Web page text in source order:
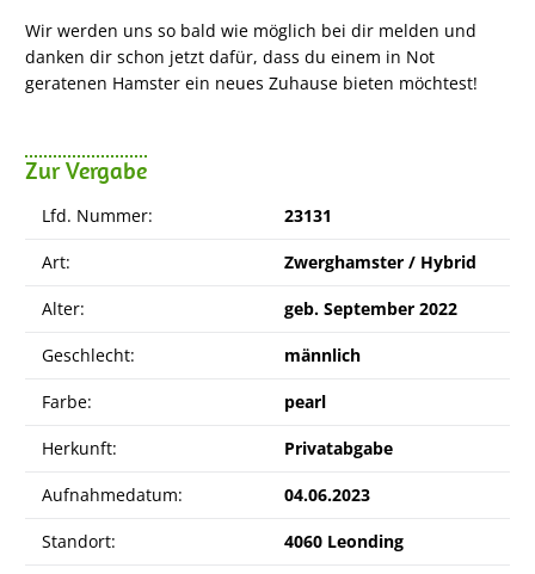
Wir werden uns so bald wie möglich bei dir melden und
danken dir schon jetzt dafür, dass du einem in Not
geratenen Hamster ein neues Zuhause bieten möchtest!
Zur Vergabe
Lfd. Nummer: 23131
Art: Zwerghamster / Hybrid
Alter: geb. September 2022
Geschlecht: männlich
Farbe: pearl
Herkunft: Privatabgabe
Aufnahmedatum: 04.06.2023
Standort: 4060 Leonding